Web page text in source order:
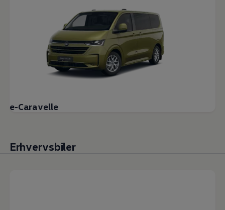
e-Caravelle
Erhvervsbiler